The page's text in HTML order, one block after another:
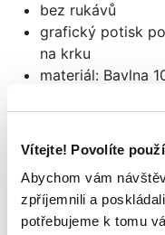
Vítejte! Povolíte
Abychom vám
zpříjemnili a
potřebujeme k tomu
bez rukávů
grafický potisk
na krku
materiál: Bavlna
Mohlo by se
TAKÉ LÍBIT